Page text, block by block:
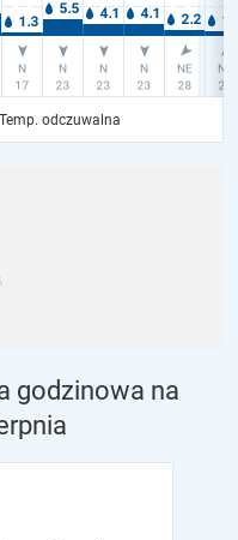
Temp. odczuwalna
godzinowa na